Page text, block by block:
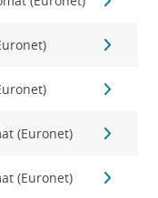
(Euronet)
(Euronet)